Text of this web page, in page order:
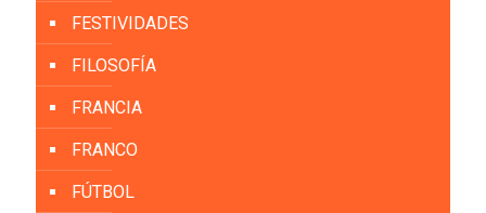
FESTIVIDADES
FILOSOFÍA
FRANCIA
FRANCO
FÚTBOL